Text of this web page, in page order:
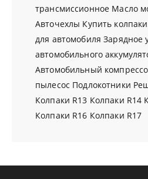
трансмиссионное Масло
Авточехлы Купить
для автомобиля Зарядное
автомобильного
Автомобильный
пылесос Подлокотники
Колпаки R13 Колпаки R14
Колпаки R16 Колпаки R17